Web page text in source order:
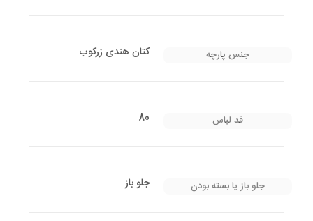
جنس پارچه کتان هندی زرکوب
قد لباس 80
جلو باز یا بسته بودن جلو باز